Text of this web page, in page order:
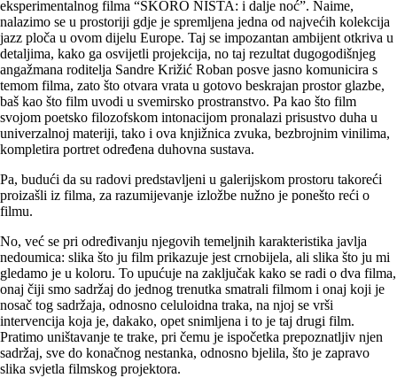
eksperimentalnog filma “SKORO NIŠTA: i dalje noć”. Naime,
nalazimo se u prostoriji gdje je spremljena jedna od najvećih kolekcija
jazz ploča u ovom dijelu Europe. Taj se impozantan ambijent otkriva u
detaljima, kako ga osvijetli projekcija, no taj rezultat dugogodišnjeg
angažmana roditelja Sandre Križić Roban posve jasno komunicira s
temom filma, zato što otvara vrata u gotovo beskrajan prostor glazbe,
baš kao što film uvodi u svemirsko prostranstvo. Pa kao što film
svojom poetsko filozofskom intonacijom pronalazi prisustvo duha u
univerzalnoj materiji, tako i ova knjižnica zvuka, bezbrojnim vinilima,
kompletira portret određena duhovna sustava.
Pa, budući da su radovi predstavljeni u galerijskom prostoru takoreći
proizašli iz filma, za razumijevanje izložbe nužno je ponešto reći o
filmu.
No, već se pri određivanju njegovih temeljnih karakteristika javlja
nedoumica: slika što ju film prikazuje jest crnobijela, ali slika što ju mi
gledamo je u koloru. To upućuje na zaključak kako se radi o dva filma,
onaj čiji smo sadržaj do jednog trenutka smatrali filmom i onaj koji je
nosač tog sadržaja, odnosno celuloidna traka, na njoj se vrši
intervencija koja je, dakako, opet snimljena i to je taj drugi film.
Pratimo uništavanje te trake, pri čemu je ispočetka prepoznatljiv njen
sadržaj, sve do konačnog nestanka, odnosno bjelila, što je zapravo
slika svjetla filmskog projektora.